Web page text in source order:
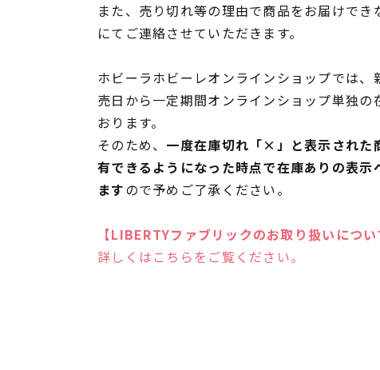
また、売り切れ等の理由で商品をお届けでき
にてご連絡させていただきます。
ホビーラホビーレオンラインショップでは、
売日から一定期間オンラインショップ単独の
おります。
そのため、 一度在庫切れ「×」と表示された
有できるようになった時点で在庫ありの表示
ますので予めご了承ください。
【LIBERTYファブリックのお取り扱いについ
詳しくはこちらをご覧ください。